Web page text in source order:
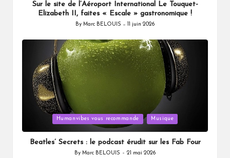
Sur le site de l’Aéroport International Le Touquet-
Elizabeth II, faites « Escale » gastronomique !
Posted
By Marc BELOUIS 11 juin 2026
Humanvibes vous recommande Musique
Beatles’ Secrets : le podcast érudit sur les Fab Four
By Marc BELOUIS 21 mai 2026